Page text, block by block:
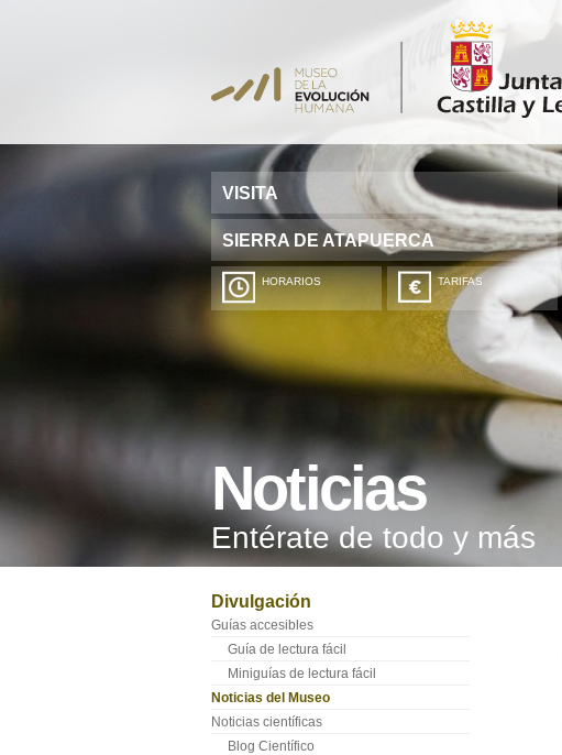
VISITA
SIERRA DE ATAPUERCA
HORARIOS TARIFAS
Noticias
Entérate de todo y más
Divulgación
Guías accesibles
Guía de lectura fácil
Miniguías de lectura fácil
Noticias del Museo
Noticias científicas
Blog Científico